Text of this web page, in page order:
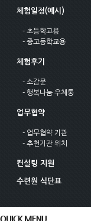
체험일정(예시)
- 초등학교용
- 중고등학교용
체험후기
- 소감문
- 행복나눔 우체통
업무협약
- 업무협약 기관
- 추천기관 위치
컨설팅 지원
수련원 식단표